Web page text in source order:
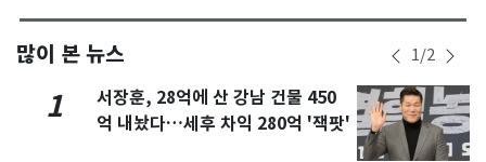
많이 본 뉴스 1/2
1
서장훈, 28억에 산 강남 건물 450
억 내놨다…세후 차익 280억 '잭팟'